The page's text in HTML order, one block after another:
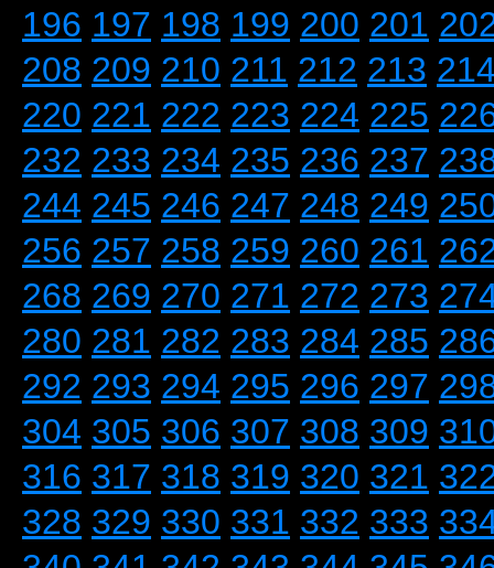
196 197 198 199 200 201
208 209 210 211 212 213
220 221 222 223 224 225
232 233 234 235 236 237
244 245 246 247 248 249
256 257 258 259 260 261
268 269 270 271 272 273
280 281 282 283 284 285
292 293 294 295 296 297
304 305 306 307 308 309
316 317 318 319 320 321
328 329 330 331 332 333